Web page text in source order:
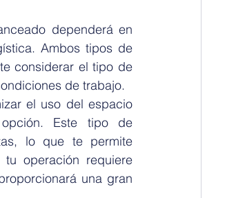
dependerá en
Ambos tipos de
considerar el tipo de
de trabajo.
el uso del espacio
Este tipo de
lo que te permite
operación requiere
una gran